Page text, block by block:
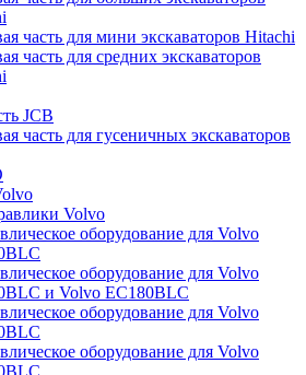
часть для мини экскаваторов Hitachi
часть для средних экскаваторов
JCB
часть для гусеничных экскаваторов
Volvo
оборудование для Volvo
оборудование для Volvo
и Volvo EC180BLC
оборудование для Volvo
оборудование для Volvo